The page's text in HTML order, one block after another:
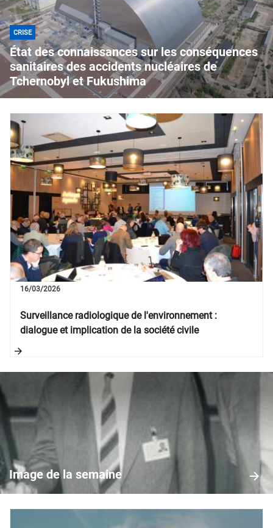
CRISE
État des connaissances sur les conséquences
sanitaires des accidents nucléaires de
Tchernobyl et Fukushima
Image de la semaine
Image
de
semaine
Surveillance radiologique de l'environnement :
dialogue et implication de la société civile
16/03/2026